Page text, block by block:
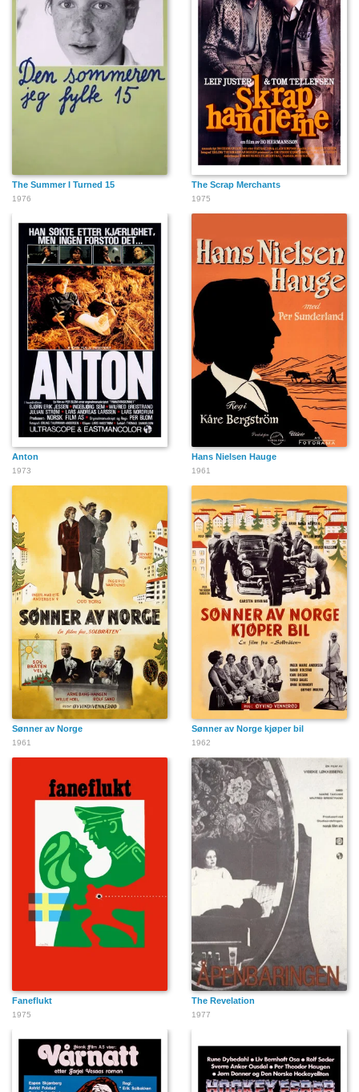
The Summer I Turned 15
1976
The Scrap Merchants
1975
Anton
1973
Hans Nielsen Hauge
1961
Sønner av Norge
1961
Sønner av Norge kjøper bil
1962
Faneflukt
1975
The Revelation
1977